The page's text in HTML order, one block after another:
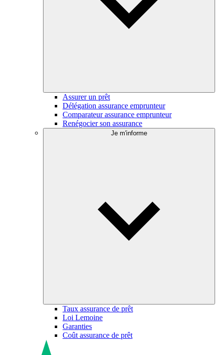
Assurer un prêt
Délégation assurance emprunteur
Comparateur assurance emprunteur
Renégocier son assurance
Je m'informe
Taux assurance de prêt
Loi Lemoine
Garanties
Coût assurance de prêt